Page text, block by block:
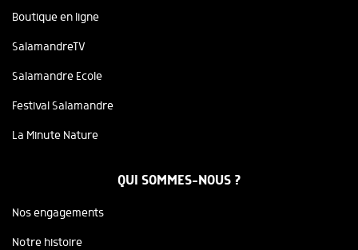
Boutique en ligne
SalamandreTV
Salamandre Ecole
Festival Salamandre
La Minute Nature
QUI SOMMES-NOUS ?
Nos engagements
Notre histoire